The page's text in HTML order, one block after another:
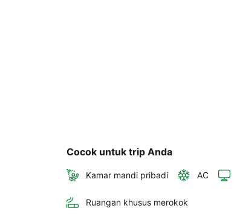
Cocok untuk trip Anda
Kamar mandi pribadi AC
Ruangan khusus merokok